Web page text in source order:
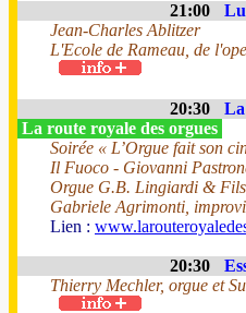
21:00
Jean-Charles Ablitzer
L'Ecole de Rameau, de
20:30
La route royale des orgues
Soirée « L’Orgue fait son
Il Fuoco - Giovanni
Orgue G.B. Lingiardi &
Gabriele Agrimonti,
Lien :
20:30
Thierry Mechler, orgue et